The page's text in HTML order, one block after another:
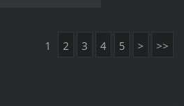
1 2 3 4 5 > >>